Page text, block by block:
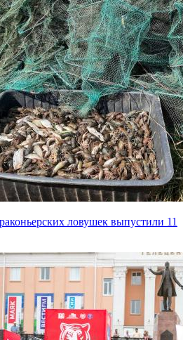
ловушек выпустили 11